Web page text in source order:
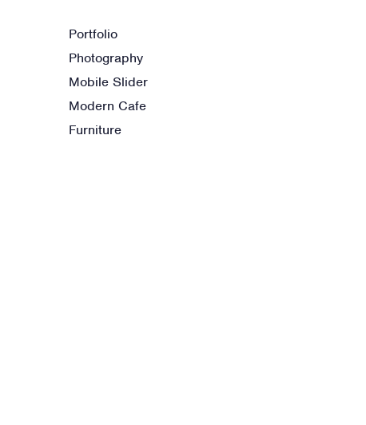
Portfolio
Photography
Mobile Slider
Modern Cafe
Furniture